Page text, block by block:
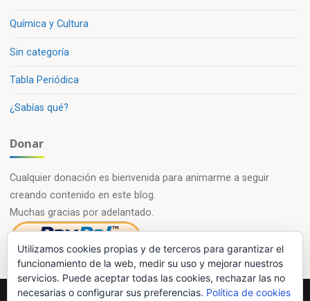
Química y Cultura
Sin categoría
Tabla Periódica
¿Sabías qué?
Donar
Cualquier donación es bienvenida para animarme a seguir
creando contenido en este blog.
Muchas gracias por adelantado.
Utilizamos cookies propias y de terceros para garantizar el
funcionamiento de la web, medir su uso y mejorar nuestros
servicios. Puede aceptar todas las cookies, rechazar las no
necesarias o configurar sus preferencias. Política de cookies